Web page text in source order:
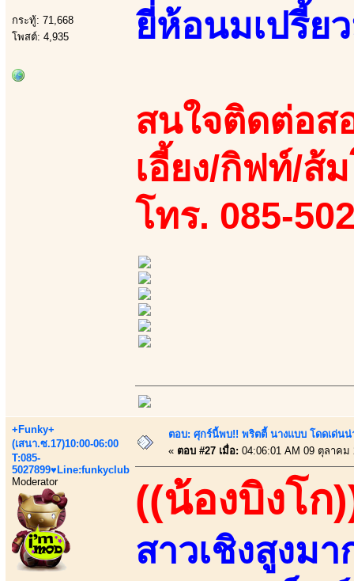
กระทู้: 71,668
โพสต์: 4,935
ยี่ห้อนมเปรี้ย
สนใจติดต่อส
เอี้ยง/กิฟท์/ส้
โทร. 085-
+Funky+
(เสนา.ซ.17)10:00-06:00
T:085-
5027899♥Line:funkyclub
Moderator
ตอบ: ศุกร์นี้พบ!! พริตตี้ นางแบบ โดดเด่นน่
« ตอบ #27 เมื่อ: 04:06:01 AM 09 ตุลาคม
((น้องบิงโก
สาวเชิงสูงม